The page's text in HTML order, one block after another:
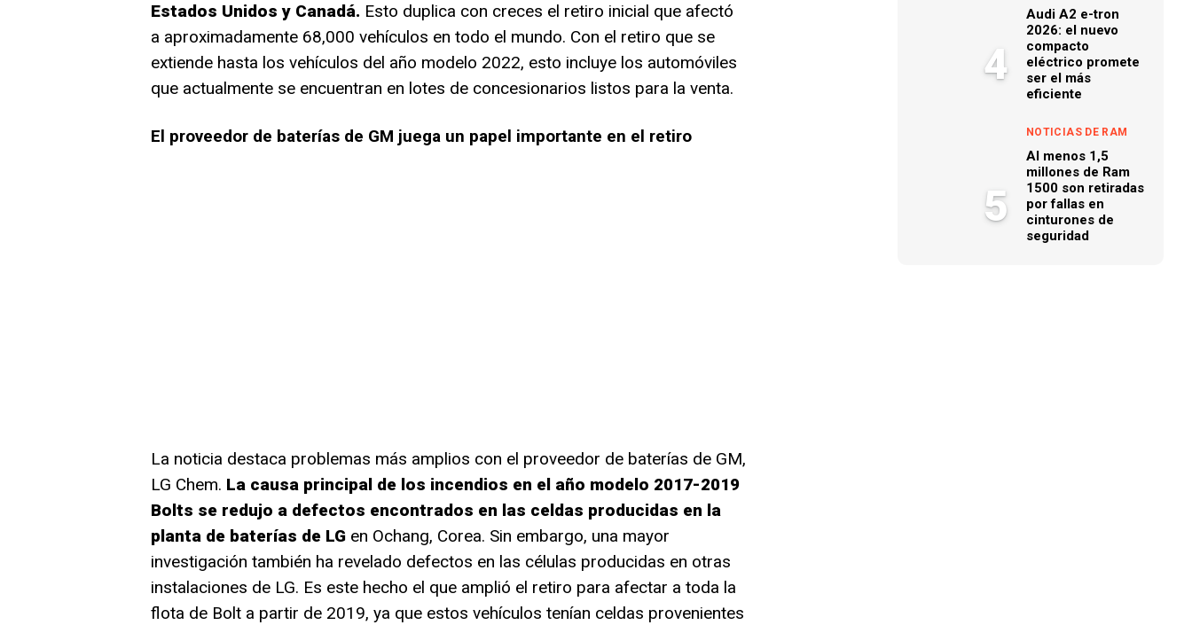
Estados Unidos y Canadá. Esto duplica con creces el retiro inicial que afectó
a aproximadamente 68,000 vehículos en todo el mundo. Con el retiro que se
extiende hasta los vehículos del año modelo 2022, esto incluye los automóviles
que actualmente se encuentran en lotes de concesionarios listos para la venta.
El proveedor de baterías de GM juega un papel importante en el retiro
La noticia destaca problemas más amplios con el proveedor de baterías de GM,
LG Chem. La causa principal de los incendios en el año modelo 2017-2019
Bolts se redujo a defectos encontrados en las celdas producidas en la
planta de baterías de LGen Ochang, Corea. Sin embargo, una mayor
investigación también ha revelado defectos en las células producidas en otras
instalaciones de LG. Es este hecho el que amplió el retiro para afectar a toda la
flota de Bolt a partir de 2019, ya que estos vehículos tenían celdas provenientes
4
Audi A2 e-tron
2026: el nuevo
compacto
eléctrico promete
ser el más
eficiente
5
NOTICIAS DE RAM
Al menos 1,5
millones de Ram
1500 son retiradas
por fallas en
cinturones de
seguridad